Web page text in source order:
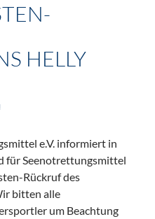
HELLY
e.V. informiert in
für Seenotrettungsmittel
Rückruf des
bitten alle
um Beachtung